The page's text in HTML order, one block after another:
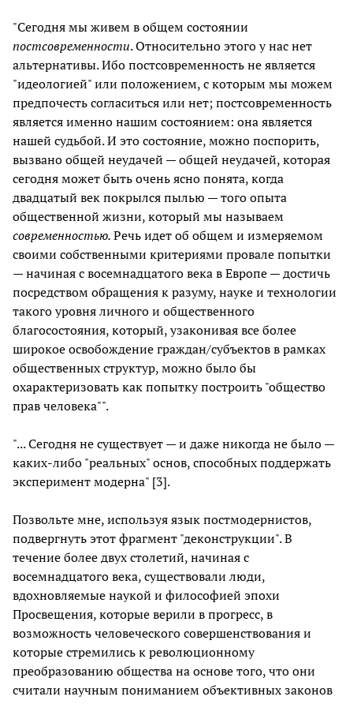
"Сегодня мы живем в общем состоянии
постсовременности. Относительно этого у нас нет
альтернативы. Ибо постсовременность не является
"идеологией" или положением, с которым мы можем
предпочесть согласиться или нет; постсовременность
является именно нашим состоянием: она является
нашей судьбой. И это состояние, можно поспорить,
вызвано общей неудачей — общей неудачей, которая
сегодня может быть очень ясно понята, когда
двадцатый век покрылся пылью — того опыта
общественной жизни, который мы называем
современностью.Речь идет об общем и измеряемом
своими собственными критериями провале попытки
— начиная с восемнадцатого века в Европе — достичь
посредством обращения к разуму, науке и технологии
такого уровня личного и общественного
благосостояния, который, узаконивая все более
широкое освобождение граждан/субъектов в рамках
общественных структур, можно было бы
охарактеризовать как попытку построить "общество
прав человека"".
"... Сегодня не существует — и даже никогда не было —
каких-либо "реальных" основ, способных поддержать
эксперимент модерна" [3].
Позвольте мне, используя язык постмодернистов,
подвергнуть этот фрагмент "деконструкции". В
течение более двух столетий, начиная с
восемнадцатого века, существовали люди,
вдохновляемые наукой и философией эпохи
Просвещения, которые верили в прогресс, в
возможность человеческого совершенствования и
которые стремились к революционному
преобразованию общества на основе того, что они
считали научным пониманием объективных законов